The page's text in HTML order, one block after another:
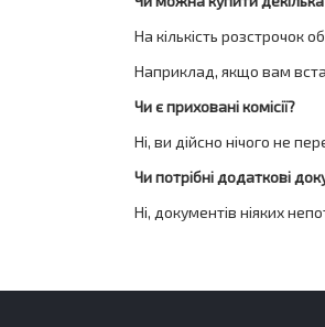
На кількість розстрочок
Наприклад, якщо вам
Чи є приховані комісії?
Ні, ви дійсно нічого не
Чи потрібні додаткові
Ні, документів ніяких